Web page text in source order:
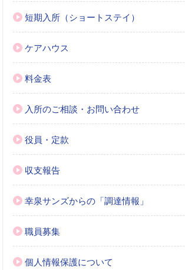
短期入所（ショートステイ）
ケアハウス
料金表
入所のご相談・お問い合わせ
役員・定款
収支報告
幸泉サンズからの「調達情報」
職員募集
個人情報保護について